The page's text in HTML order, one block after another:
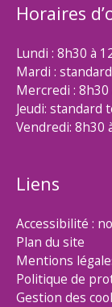
Horaires
Lundi : 8h30 à
Mardi :
Mercredi :
Jeudi:
Vendredi: 8h30
Liens
Accessibilité :
Plan du site
Mentions
Politique de
Gestion des